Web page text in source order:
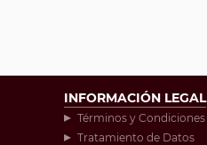
INFORMACIÓN LEGAL
Términos y Condiciones
Tratamiento de Datos